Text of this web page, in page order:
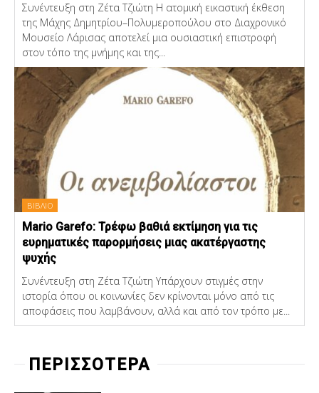
Συνέντευξη στη Ζέτα Τζιώτη Η ατομική εικαστική έκθεση
της Μάχης Δημητρίου–Πολυμεροπούλου στο Διαχρονικό
Μουσείο Λάρισας αποτελεί μια ουσιαστική επιστροφή
στον τόπο της μνήμης και της...
ΒΙΒΛΙΟ
Mario Garefo: Τρέφω βαθιά εκτίμηση για τις
ευρηματικές παρορμήσεις μιας ακατέργαστης
ψυχής
Συνέντευξη στη Ζέτα Τζιώτη Υπάρχουν στιγμές στην
ιστορία όπου οι κοινωνίες δεν κρίνονται μόνο από τις
αποφάσεις που λαμβάνουν, αλλά και από τον τρόπο με...
ΠΕΡΙΣΣΟΤΕΡΑ